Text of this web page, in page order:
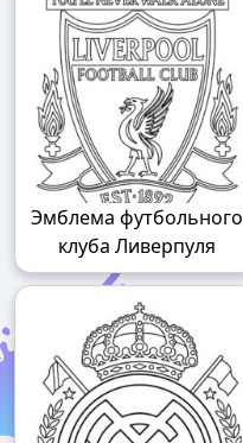
Эмблема футбольного
клуба Ливерпуля